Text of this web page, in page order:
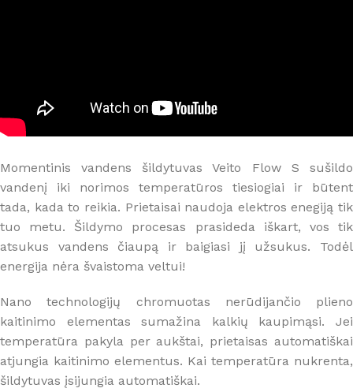
Momentinis vandens šildytuvas Veito Flow S sušildo
vandenį iki norimos temperatūros tiesiogiai ir būtent
tada, kada to reikia. Prietaisai naudoja elektros enegiją tik
tuo metu. Šildymo procesas prasideda iškart, vos tik
atsukus vandens čiaupą ir baigiasi jį užsukus. Todėl
energija nėra švaistoma veltui!
Nano technologijų chromuotas nerūdijančio plieno
kaitinimo elementas sumažina kalkių kaupimąsi. Jei
temperatūra pakyla per aukštai, prietaisas automatiškai
atjungia kaitinimo elementus. Kai temperatūra nukrenta,
šildytuvas įsijungia automatiškai.